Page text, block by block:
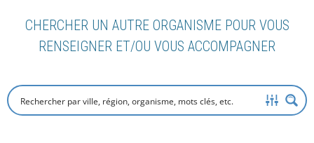
CHERCHER UN AUTRE ORGANISME POUR VOUS
RENSEIGNER ET/OU VOUS ACCOMPAGNER